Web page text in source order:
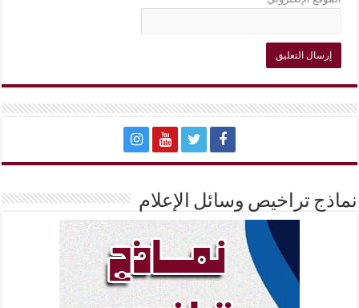
نماذج تراخيص وسائل الإعلام